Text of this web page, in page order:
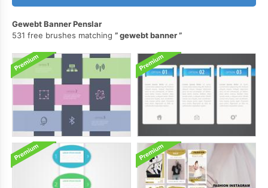
Gewebt Banner Penslar
531 free brushes matching
gewebt banner